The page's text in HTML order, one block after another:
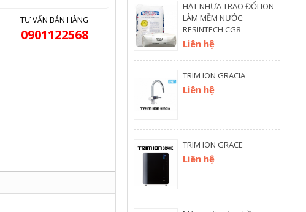
TƯ VẤN BÁN HÀNG
0901122568
HẠT NHỰA TRAO ĐỔI ION
LÀM MỀM NƯỚC:
RESINTECH CG8
Liên hệ
TRIM ION GRACIA
Liên hệ
TRIM ION GRACE
Liên hệ